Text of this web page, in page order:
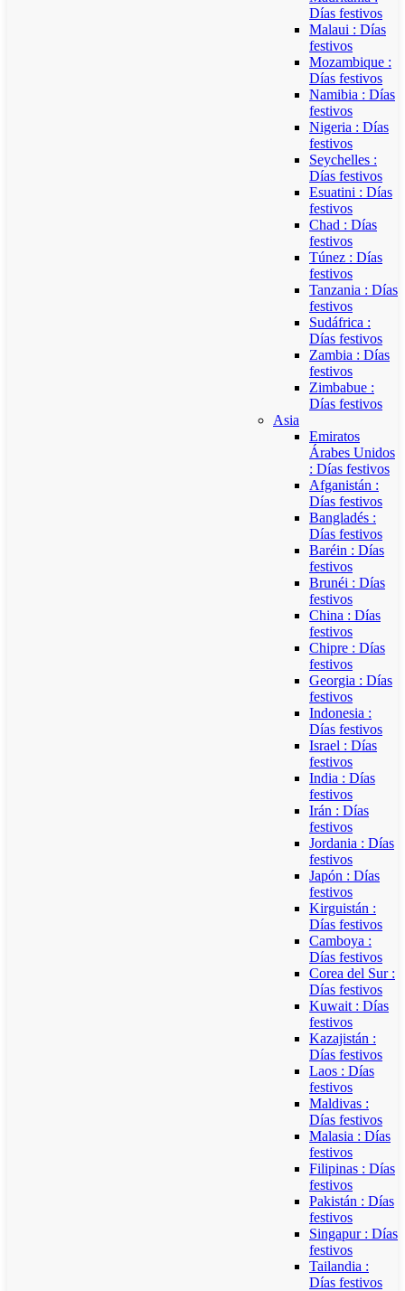
Días festivos
Malaui : Días
festivos
Mozambique :
Días festivos
Namibia : Días
festivos
Nigeria : Días
festivos
Seychelles :
Días festivos
Esuatini : Días
festivos
Chad : Días
festivos
Túnez : Días
festivos
Tanzania : Días
festivos
Sudáfrica :
Días festivos
Zambia : Días
festivos
Zimbabue :
Días festivos
Asia
Emiratos
Árabes Unidos
: Días festivos
Afganistán :
Días festivos
Bangladés :
Días festivos
Baréin : Días
festivos
Brunéi : Días
festivos
China : Días
festivos
Chipre : Días
festivos
Georgia : Días
festivos
Indonesia :
Días festivos
Israel : Días
festivos
India : Días
festivos
Irán : Días
festivos
Jordania : Días
festivos
Japón : Días
festivos
Kirguistán :
Días festivos
Camboya :
Días festivos
Corea del Sur :
Días festivos
Kuwait : Días
festivos
Kazajistán :
Días festivos
Laos : Días
festivos
Maldivas :
Días festivos
Malasia : Días
festivos
Filipinas : Días
festivos
Pakistán : Días
festivos
Singapur : Días
festivos
Tailandia :
Días festivos